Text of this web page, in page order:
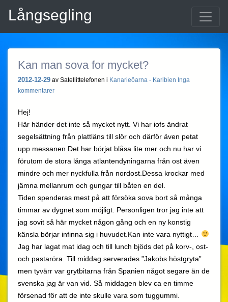
Långsegling
Kan man sova for mycket?
2012-12-29 av Satellittelefonen i Kanarieöarna - Karibien Inga
kommentarer
Hej!
Här händer det inte så mycket nytt. Vi har iofs ändrat
segelsättning från plattläns till slör och därför även petat
upp messanen.Det har börjat blåsa lite mer och nu har vi
förutom de stora långa atlantendyningarna från ost även
mindre och mer nyckfulla från nordost.Dessa krockar med
jämna mellanrum och gungar till båten en del.
Tiden spenderas mest på att försöka sova bort så många
timmar av dygnet som möjligt. Personligen tror jag inte att
jag sovit så här mycket någon gång och en ny konstig
känsla börjar infinna sig i huvudet.Kan inte vara nyttigt…
Jag har lagat mat idag och till lunch bjöds det på korv-, ost-
och pastaröra. Till middag serverades ”Jakobs höstgryta”
men tyvärr var grytbitarna från Spanien något segare än de
svenska jag är van vid. Så middagen blev ca en timme
försenad för att de inte skulle vara som tuggummi.